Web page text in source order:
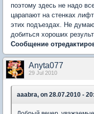
поэтому здесь не надо
царапают на стенках
этих подъездах. Не
добиться хороших
Сообщение
Anyta077
29 Jul 2010
aaabra, on 28.07.2010 -